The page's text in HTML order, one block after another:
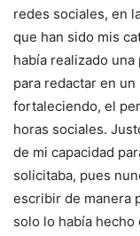
redes sociales, en
que han sido mis
había realizado
para redactar en
fortaleciendo, el
horas sociales.
de mi capacidad
solicitaba, pues
escribir de manera
solo lo había